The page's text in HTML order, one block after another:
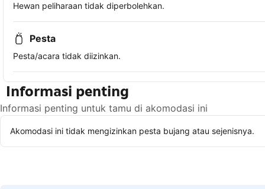
Hewan peliharaan tidak diperbolehkan.
Pesta
Pesta/acara tidak diizinkan.
Informasi penting
Informasi penting untuk tamu di akomodasi ini
Akomodasi ini tidak mengizinkan pesta bujang atau sejenisnya.